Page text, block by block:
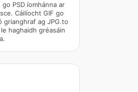
PSD íomhánna ar
Cáilíocht GIF go
grianghraf ag JPG.to
haghaidh gréasáin